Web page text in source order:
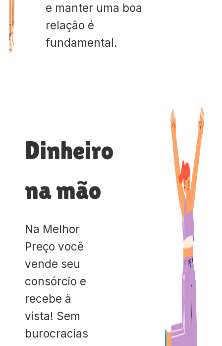
e manter uma boa
relação é
fundamental.
Dinheiro
na mão
Na Melhor
Preço você
vende seu
consórcio e
recebe à
vista! Sem
burocracias